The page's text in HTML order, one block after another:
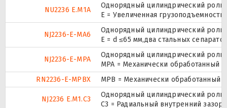
NU2236 E.M1A
Однорядный цилиндрический
E = Увеличенная
NJ2236-E-MA6
Однорядный цилиндрический
E = d ≤65 мм,два стальных
NJ2236-E-MPA
Однорядный цилиндрический
MPA = Механически обработанный
RN2236-E-MPBX
MPB = Механически обработанный
NJ2236 E.M1.C3
Однорядный цилиндрический
C3 = Радиальный внутренний